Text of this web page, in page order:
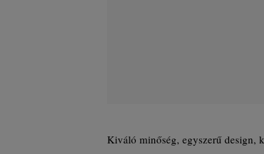
Kiváló minőség, egyszerű design,